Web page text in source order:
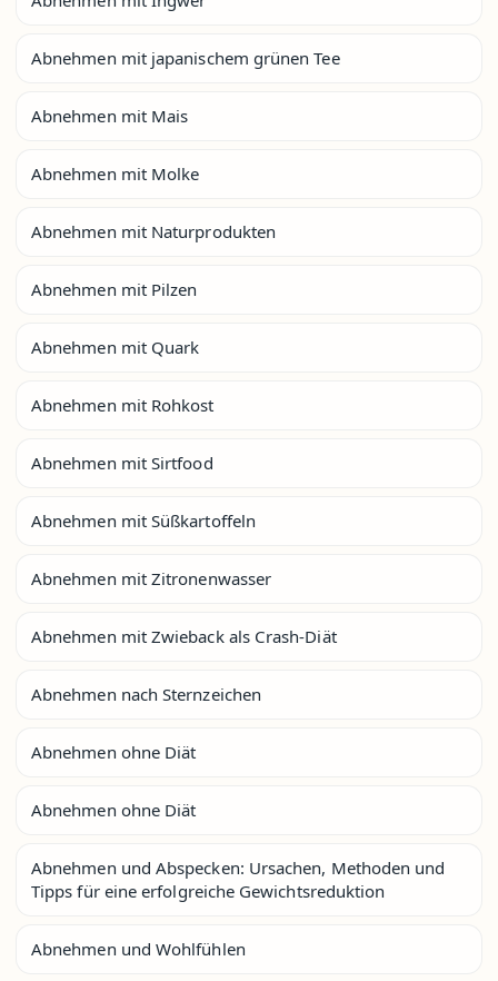
Abnehmen mit japanischem grünen Tee
Abnehmen mit Mais
Abnehmen mit Molke
Abnehmen mit Naturprodukten
Abnehmen mit Pilzen
Abnehmen mit Quark
Abnehmen mit Rohkost
Abnehmen mit Sirtfood
Abnehmen mit Süßkartoffeln
Abnehmen mit Zitronenwasser
Abnehmen mit Zwieback als Crash-Diät
Abnehmen nach Sternzeichen
Abnehmen ohne Diät
Abnehmen ohne Diät
Abnehmen und Abspecken: Ursachen, Methoden und
Tipps für eine erfolgreiche Gewichtsreduktion
Abnehmen und Wohlfühlen